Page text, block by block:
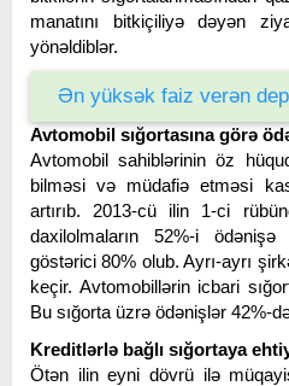
manatını bitkiçiliyə dəyən
yönəldiblər.
Ən yüksək faiz verən
Avtomobil sığortasına görə
Avtomobil sahiblərinin öz
bilməsi və müdafiə etməsi
artırıb. 2013-cü ilin 1-ci
daxilolmaların 52%-i
göstərici 80% olub. Ayrı-ayrı
keçir. Avtomobillərin icbari
Bu sığorta üzrə ödənişlər 42%-
Kreditlərlə bağlı sığortaya
Ötən ilin eyni dövrü ilə